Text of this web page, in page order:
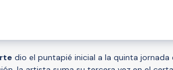
dio el puntapié inicial a la quinta jornada